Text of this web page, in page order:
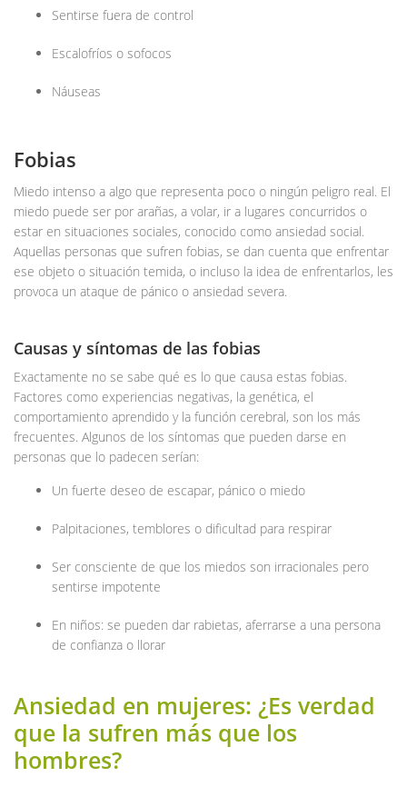
Sentirse fuera de control
Escalofríos o sofocos
Náuseas
Fobias
Miedo intenso a algo que representa poco o ningún peligro real. El
miedo puede ser por arañas, a volar, ir a lugares concurridos o
estar en situaciones sociales, conocido como ansiedad social.
Aquellas personas que sufren fobias, se dan cuenta que enfrentar
ese objeto o situación temida, o incluso la idea de enfrentarlos, les
provoca un ataque de pánico o ansiedad severa.
Causas y síntomas de las fobias
Exactamente no se sabe qué es lo que causa estas fobias.
Factores como experiencias negativas, la genética, el
comportamiento aprendido y la función cerebral, son los más
frecuentes. Algunos de los síntomas que pueden darse en
personas que lo padecen serían:
Un fuerte deseo de escapar, pánico o miedo
Palpitaciones, temblores o dificultad para respirar
Ser consciente de que los miedos son irracionales pero
sentirse impotente
En niños: se pueden dar rabietas, aferrarse a una persona
de confianza o llorar
Ansiedad en mujeres: ¿Es verdad
que la sufren más que los
hombres?